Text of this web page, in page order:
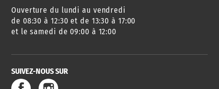
AGENDA
DES SORTIES
URBANISME
SERVICE
DE L'EAU
Ouverture du lundi au vendredi
de 08:30 à 12:30 et de 13:30 à 17:00
et le samedi de 09:00 à 12:00
SUIVEZ-NOUS SUR